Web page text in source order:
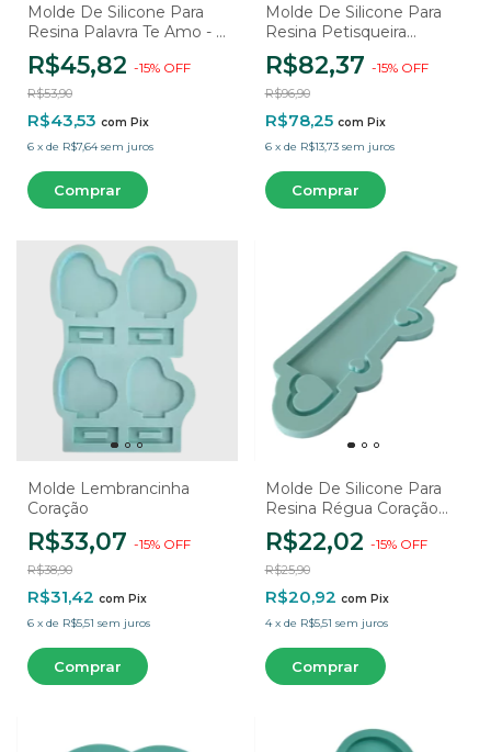
Molde De Silicone Para
Resina Palavra Te Amo - 1
Cavidade
R$45,82 -15% OFF
R$53,90
R$43,53 com Pix
6 x de R$7,64 sem juros
Molde De Silicone Para
Resina Petisqueira
Coração - 1 Cavidade
R$82,37 -15% OFF
R$96,90
R$78,25 com Pix
6 x de R$13,73 sem juros
Molde Lembrancinha
Coração
R$33,07 -15% OFF
R$38,90
R$31,42 com Pix
6 x de R$5,51 sem juros
Molde De Silicone Para
Resina Régua Coração
15cm - 1 Cavidade
R$22,02 -15% OFF
R$25,90
R$20,92 com Pix
4 x de R$5,51 sem juros